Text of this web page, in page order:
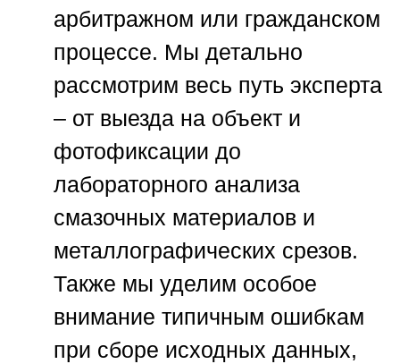
арбитражном или гражданском
процессе. Мы детально
рассмотрим весь путь эксперта
– от выезда на объект и
фотофиксации до
лабораторного анализа
смазочных материалов и
металлографических срезов.
Также мы уделим особое
внимание типичным ошибкам
при сборе исходных данных,